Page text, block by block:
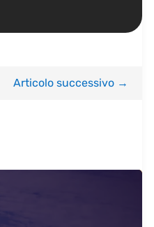
Articolo successivo→